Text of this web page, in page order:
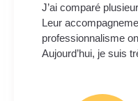
J’ai comparé
Leur
professionnalisme
Aujourd’hui, je suis